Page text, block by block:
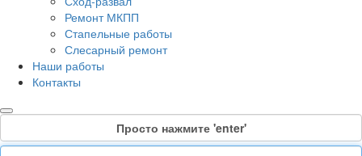
Ремонт МКПП
Стапельные работы
Слесарный ремонт
Наши работы
Контакты
Просто нажмите 'enter'